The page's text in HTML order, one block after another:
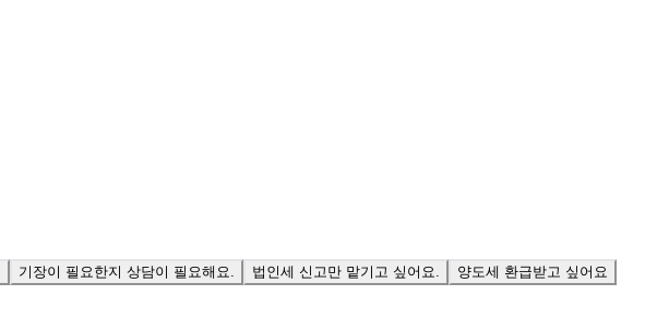
기장이 필요한지 상담이 필요해요. 법인세 신고만 맡기고 싶어요.
양도세 환급받고 싶어요